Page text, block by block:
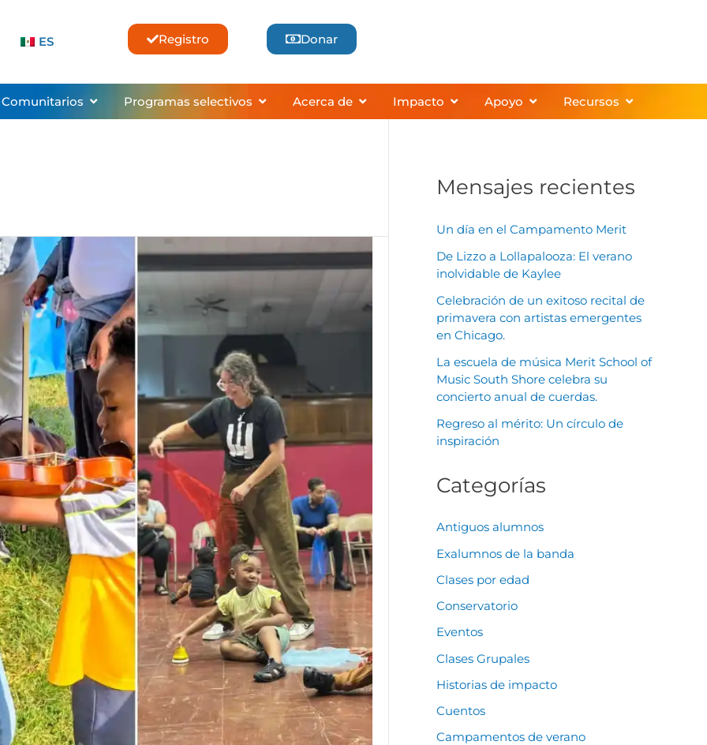
ES Registro Donar
& Lessons Abrir Community Programs
Programas selectivos Abrir Selective Programs
Acerca de Abrir About
Impacto Abrir Impact
Apoyo Abrir Support
Recursos Abrir
Mensajes recientes
Un día en el Campamento Merit
De Lizzo a Lollapalooza: El verano
inolvidable de Kaylee
Celebración de un exitoso recital de
primavera con artistas emergentes
en Chicago.
La escuela de música Merit School of
Music South Shore celebra su
concierto anual de cuerdas.
Regreso al mérito: Un círculo de
inspiración
Categorías
Antiguos alumnos
Exalumnos de la banda
Clases por edad
Conservatorio
Eventos
Clases Grupales
Historias de impacto
Cuentos
Campamentos de verano